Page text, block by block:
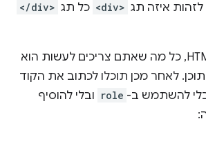
איזה תג <div> כל תג </div>
אם אתם מכירים HTML, כל מה שאתם צריכים לעשות הוא
לאחר מכן תוכלו לכתוב את הקוד
להשתמש ב- role ובלי להוסיף